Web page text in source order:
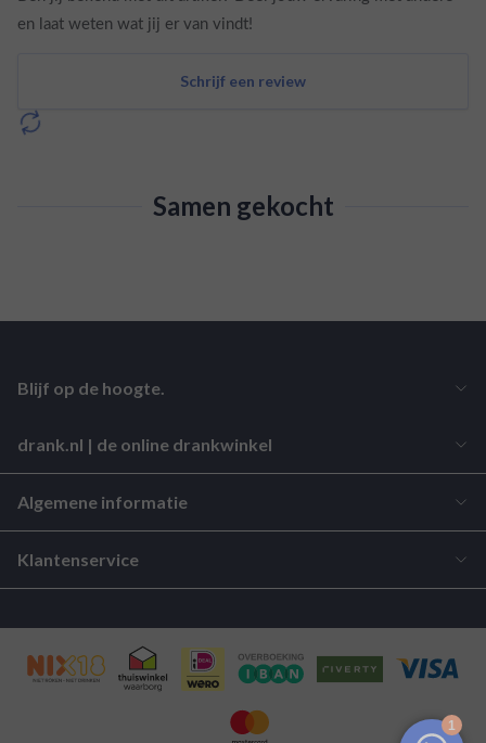
en laat weten wat jij er van vindt!
Schrijf een review
Samen gekocht
drank.nl | de online drankwinkel
Algemene informatie
Klantenservice
Blijf op de hoogte.